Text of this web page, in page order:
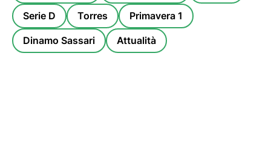
Serie D Torres Primavera 1
Dinamo Sassari Attualità